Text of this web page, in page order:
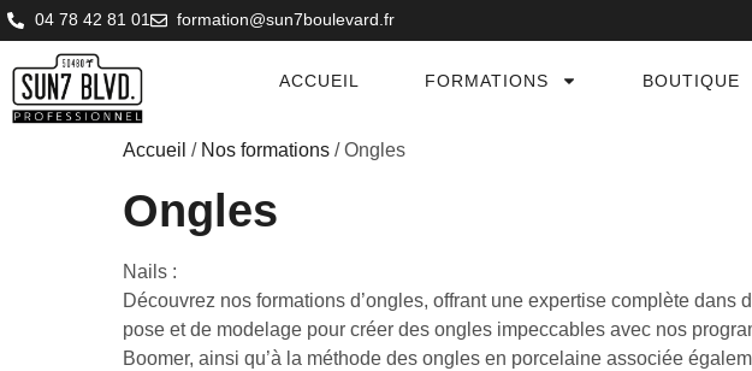
04 78 42 81 01 formation@sun7boulevard.fr
ACCUEIL FORMATIONS BOUTIQUE
Accueil / Nos formations / Ongles
Ongles
Nails :
Découvrez nos formations d’ongles, offrant une expertise complète
pose et de modelage pour créer des ongles impeccables avec nos
Boomer, ainsi qu’à la méthode des ongles en porcelaine associée